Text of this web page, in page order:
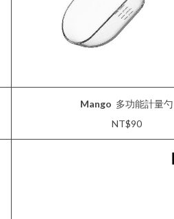
Mango 多功能計量勺
NT$90